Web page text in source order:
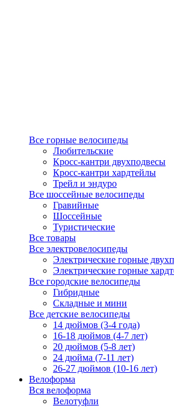
Все горные велосипеды
Любительские
Кросс-кантри двухподвесы
Кросс-кантри хардтейлы
Трейл и эндуро
Все шоссейные велосипеды
Гравийные
Шоссейные
Туристические
Все товары
Все электровелосипеды
Электрические горные
Электрические горные
Все городские велосипеды
Гибридные
Складные и мини
Все детские велосипеды
14 дюймов (3-4 года)
16-18 дюймов (4-7 лет)
20 дюймов (5-8 лет)
24 дюйма (7-11 лет)
26-27 дюймов (10-16 лет)
Велоформа
Вся велоформа
Велотуфли